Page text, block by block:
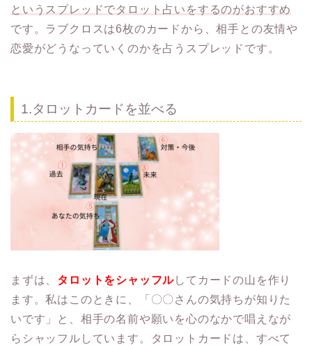
というスプレッドでタロット占いをするのがおすすめ
です。ラブクロスは6枚のカードから、相手との友情や
恋愛がどうなっていくのかを占うスプレッドです。
1.タロットカードを並べる
まずは、 タロットをシャッフルしてカードの山を作り
ます。私はこのときに、「〇〇さんの気持ちが知りた
いです」と、相手の名前や願いを心のなかで唱えなが
らシャッフルしています。タロットカードは、すべて